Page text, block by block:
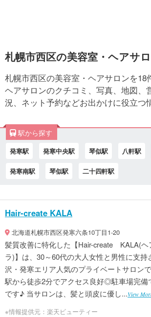
札幌市西区の美容室・ヘアサ
札幌市西区の美容室・ヘアサロンを18
ヘアサロンのクチコミ、写真、地図、
況、ネット予約などお出かけに役立つ
駅から探す
発寒駅 発寒中央駅 琴似駅 八軒駅
発寒南駅 琴似駅 二十四軒駅
Hair-create KALA
北海道札幌市西区発寒六条10丁目1-20
髪質改善に特化した【Hair-create KALA(ヘ
ラ)】は、30～60代の大人女性と男性に支持
沢・発寒エリア人気のプライベートサロン
駅から徒歩2分でアクセス良好◎駐車場完備
です♪ 当サロンは、髪と頭皮に優し...View
※情報提供元：楽天ビューティー